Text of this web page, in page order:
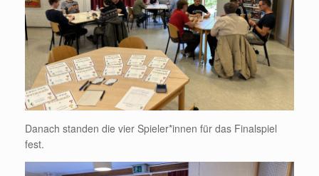
Danach standen die vier Spieler*innen für das Finalspiel
fest.